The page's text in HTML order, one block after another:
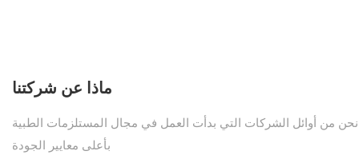
ماذا عن شركتنا
نحن من أوائل الشركات التي بدأت العمل في مجال المستلزمات الطبية
بأعلى معايير الجودة